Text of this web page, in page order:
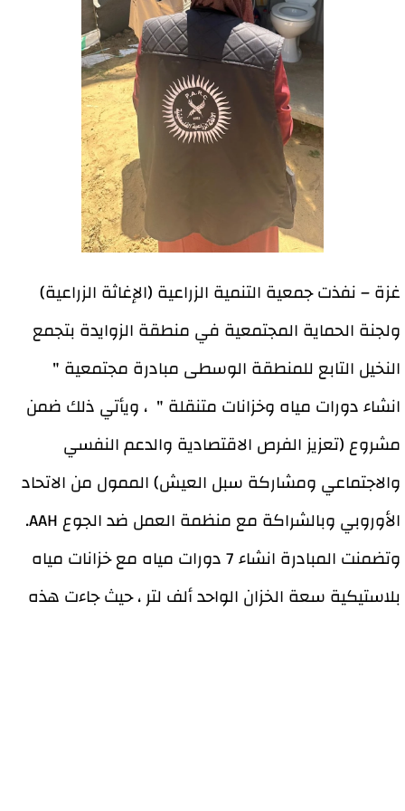
غزة – نفذت جمعية التنمية الزراعية (الإغاثة الزراعية)
ولجنة الحماية المجتمعية في منطقة الزوايدة بتجمع
النخيل التابع للمنطقة الوسطى مبادرة مجتمعية "
انشاء دورات مياه وخزانات متنقلة " ، ويأتي ذلك ضمن
مشروع (تعزيز الفرص الاقتصادية والدعم النفسي
والاجتماعي ومشاركة سبل العيش) الممول من الاتحاد
الأوروبي وبالشراكة مع منظمة العمل ضد الجوع AAH.
وتضمنت المبادرة انشاء 7 دورات مياه مع خزانات مياه
بلاستيكية سعة الخزان الواحد ألف لتر ، حيث جاءت هذه